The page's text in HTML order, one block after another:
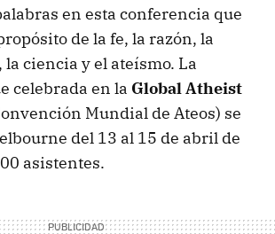
en esta conferencia que
de la fe, la razón, la
ciencia y el ateísmo. La
celebrada en la Global Atheist
Mundial de Ateos) se
del 13 al 15 de abril de
asistentes.